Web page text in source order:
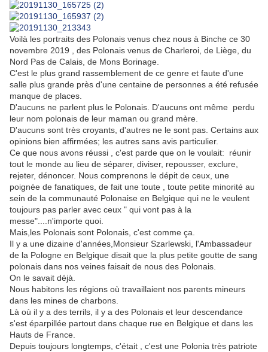
Voilà les portraits des Polonais venus chez nous à Binche ce 30
novembre 2019 , des Polonais venus de Charleroi, de Liège, du
Nord Pas de Calais, de Mons Borinage.
C'est le plus grand rassemblement de ce genre et faute d'une
salle plus grande près d'une centaine de personnes a été refusée
manque de places.
D'aucuns ne parlent plus le Polonais. D'aucuns ont même perdu
leur nom polonais de leur maman ou grand mère.
D'aucuns sont très croyants, d'autres ne le sont pas. Certains aux
opinions bien affirmées; les autres sans avis particulier.
Ce que nous avons réussi , c'est parde que on le voulait: réunir
tout le monde au lieu de séparer, diviser, repousser, exclure,
rejeter, dénoncer. Nous comprenons le dépit de ceux, une
poignée de fanatiques, de fait une toute , toute petite minorité au
sein de la communauté Polonaise en Belgique qui ne le veulent
toujours pas parler avec ceux " qui vont pas à la
messe"....n'importe quoi.
Mais,les Polonais sont Polonais, c'est comme ça.
Il y a une dizaine d'années,Monsieur Szarlewski, l'Ambassadeur
de la Pologne en Belgique disait que la plus petite goutte de sang
polonais dans nos veines faisait de nous des Polonais.
On le savait déjà.
Nous habitons les régions où travaillaient nos parents mineurs
dans les mines de charbons.
Là où il y a des terrils, il y a des Polonais et leur descendance
s'est éparpillée partout dans chaque rue en Belgique et dans les
Hauts de France.
Depuis toujours longtemps, c'était , c'est une Polonia très patriote